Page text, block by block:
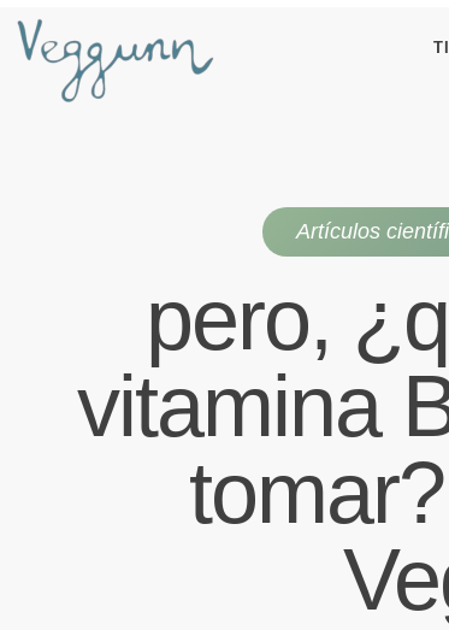
Artículos
pero,
vitamina